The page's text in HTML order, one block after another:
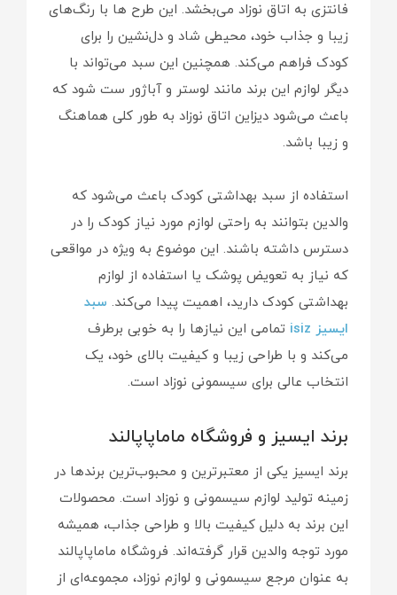
فانتزی به اتاق نوزاد می‌بخشد. این طرح ها با رنگ‌های
زیبا و جذاب خود، محیطی شاد و دل‌نشین را برای
کودک فراهم می‌کند. همچنین این سبد می‌تواند با
دیگر لوازم این برند مانند لوستر و آباژور ست شود که
باعث می‌شود دیزاین اتاق نوزاد به طور کلی هماهنگ
و زیبا باشد.
استفاده از سبد بهداشتی کودک باعث می‌شود که
والدین بتوانند به راحتی لوازم مورد نیاز کودک را در
دسترس داشته باشند. این موضوع به ویژه در مواقعی
که نیاز به تعویض پوشک یا استفاده از لوازم
بهداشتی کودک دارید، اهمیت پیدا می‌کند. سبد
ایسیز isiz
تمامی این نیازها را به خوبی برطرف
می‌کند و با طراحی زیبا و کیفیت بالای خود، یک
انتخاب عالی برای سیسمونی نوزاد است.
برند ایسیز و فروشگاه ماماپاپالند
برند ایسیز یکی از معتبرترین و محبوب‌ترین برندها در
زمینه تولید لوازم سیسمونی و نوزاد است. محصولات
این برند به دلیل کیفیت بالا و طراحی جذاب، همیشه
مورد توجه والدین قرار گرفته‌اند. فروشگاه ماماپاپالند
به عنوان مرجع سیسمونی و لوازم نوزاد، مجموعه‌ای از